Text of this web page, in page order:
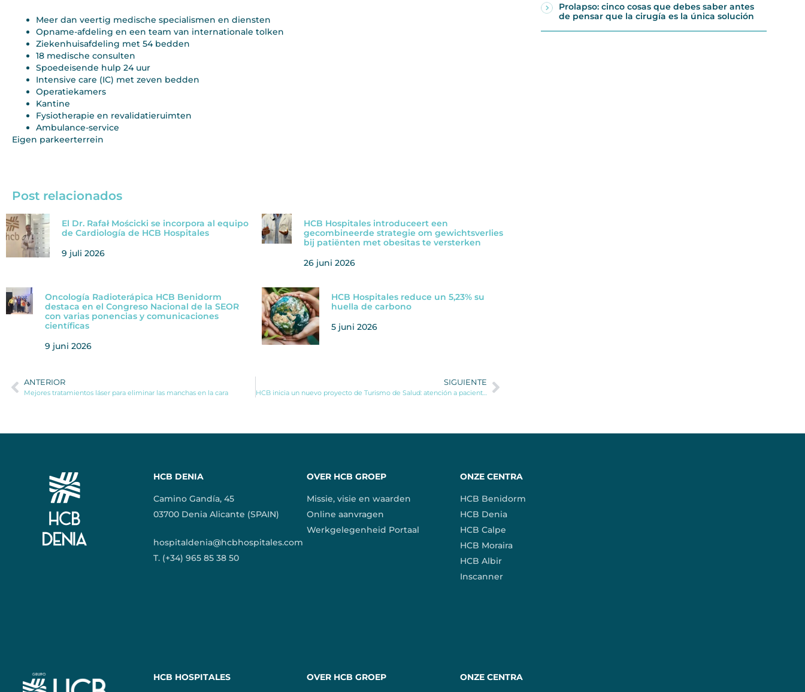
Meer dan veertig medische specialismen en diensten
Opname-afdeling en een team van internationale tolken
Ziekenhuisafdeling met 54 bedden
18 medische consulten
Spoedeisende hulp 24 uur
Intensive care (IC) met zeven bedden
Operatiekamers
Kantine
Fysiotherapie en revalidatieruimten
Ambulance-service
Eigen parkeerterrein
Post relacionados
El Dr. Rafał Mościcki se incorpora al equipo
de Cardiología de HCB Hospitales
9 juli 2026
HCB Hospitales introduceert een
gecombineerde strategie om gewichtsverlies
bij patiënten met obesitas te versterken
26 juni 2026
Oncología Radioterápica HCB Benidorm
destaca en el Congreso Nacional de la SEOR
con varias ponencias y comunicaciones
científicas
9 juni 2026
HCB Hospitales reduce un 5,23% su
huella de carbono
5 juni 2026
ANTERIOR
Mejores tratamientos láser para eliminar las manchas en la cara
SIGUIENTE
HCB inicia un nuevo proyecto de Turismo de Salud: atención a pacientes irlandeses
Prolapso: cinco cosas que debes saber antes
de pensar que la cirugía es la única solución
HCB DENIA
Camino Gandía, 45
03700 Denia Alicante (SPAIN)
hospitaldenia@hcbhospitales.com
T. (+34) 965 85 38 50
OVER HCB GROEP
Missie, visie en waarden
Online aanvragen
Werkgelegenheid Portaal
ONZE CENTRA
HCB Benidorm
HCB Denia
HCB Calpe
HCB Moraira
HCB Albir
Inscanner
HCB HOSPITALES OVER HCB GROEP ONZE CENTRA